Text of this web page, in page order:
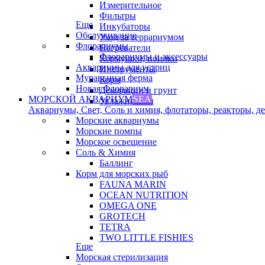
Измерительное
Фильтры
Инкубаторы
Уход за террариумом
Нагреватели
Кормушки, поилки
Инструменты
Корм
Декорации и грунт
Увлажнители
Еще
Обслуживание
Флорариумы
Флорариумы и аксессуары
Аквариумы для устриц
Муравьиная ферма
Новая Флорариум
МОРСКОЙ АКВАРИУМSEA
Аквариумы, Свет, Соль и химия, флотаторы, реакторы,
Морские аквариумы
Морские помпы
Морское освещение
Соль & Химия
Баллинг
Корм для морских рыб
FAUNA MARIN
OCEAN NUTRITION
OMEGA ONE
GROTECH
TETRA
TWO LITTLE FISHIES
Еще
Морская стерилизация